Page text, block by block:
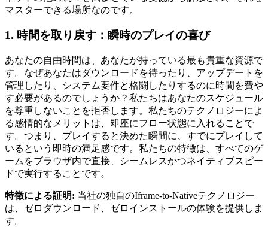
マスターできる場所なのです。
1. 時間を取り戻す：瞬時のプレイの喜び
あなたの自由時間は、あなたが持っている最も貴重な資源で
す。なぜあなたはダウンロードを待ったり、アップデートを
管理したり、システム要件と格闘したりするのに時間を費や
す必要があるのでしょうか？私たちはあなたのスケジュール
を尊重しないことを拒否します。私たちのテクノロジーによ
る感情的なメリットは、即座にフロー状態に入れることで
す。つまり、プレイすると決めた瞬間に、すでにプレイして
いるという即時の満足感です。私たちの特徴は、すべてのゲ
ームをブラウザ内で直接、シームレスかつネイティブスピー
ドで実行することです。
特徴による証明: 当社の独自のIframe-to-Nativeテクノロジー
は、ゼロダウンロード、ゼロインストールの体験を提供しま
す。